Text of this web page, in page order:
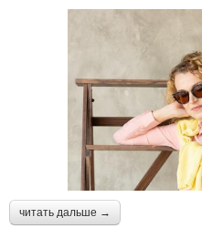
читать дальше →